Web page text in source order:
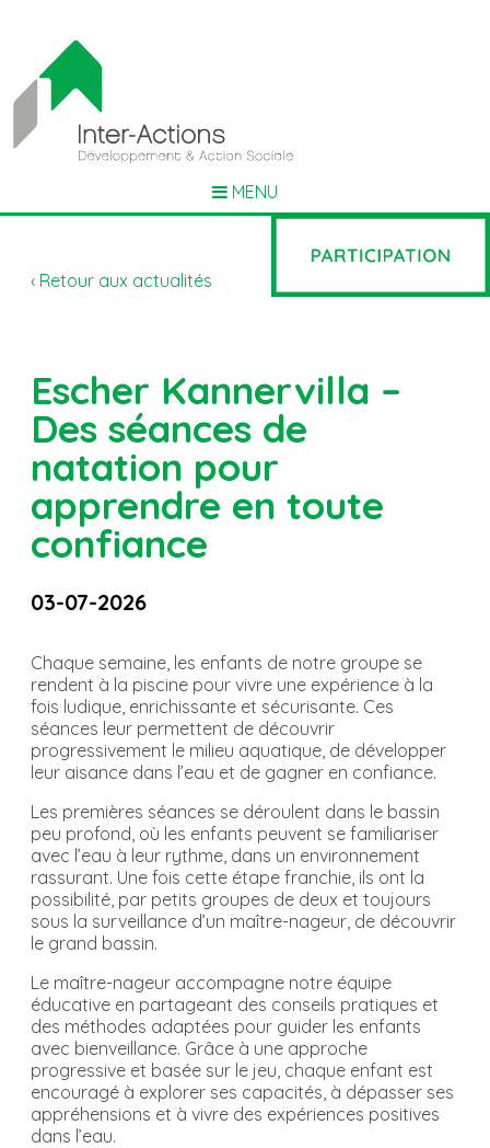
MENU
‹ Retour aux actualités
Escher Kannervilla –
Des séances de
natation pour
apprendre en toute
confiance
03-07-2026
Chaque semaine, les enfants de notre groupe se
rendent à la piscine pour vivre une expérience à la
fois ludique, enrichissante et sécurisante. Ces
séances leur permettent de découvrir
progressivement le milieu aquatique, de développer
leur aisance dans l’eau et de gagner en confiance.
Les premières séances se déroulent dans le bassin
peu profond, où les enfants peuvent se familiariser
avec l’eau à leur rythme, dans un environnement
rassurant. Une fois cette étape franchie, ils ont la
possibilité, par petits groupes de deux et toujours
sous la surveillance d’un maître-nageur, de découvrir
le grand bassin.
Le maître-nageur accompagne notre équipe
éducative en partageant des conseils pratiques et
des méthodes adaptées pour guider les enfants
avec bienveillance. Grâce à une approche
progressive et basée sur le jeu, chaque enfant est
encouragé à explorer ses capacités, à dépasser ses
appréhensions et à vivre des expériences positives
dans l’eau.